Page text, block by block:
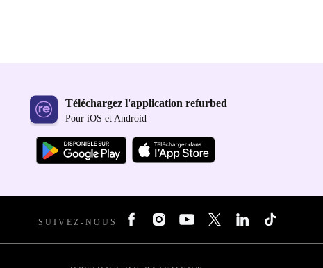
Téléchargez l'application refurbed
Pour iOS et Android
SUIVEZ-NOUS